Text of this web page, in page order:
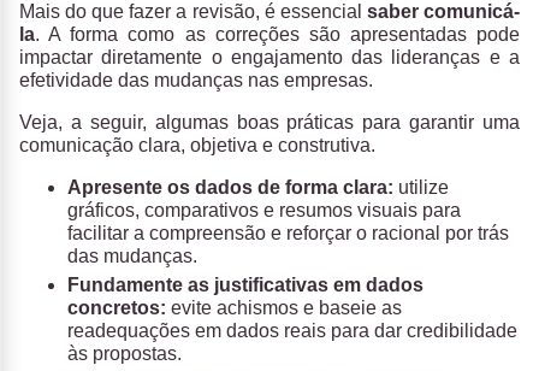
Mais do que fazer a revisão, é essencial saber comunicá-
la. A forma como as correções são apresentadas pode
impactar diretamente o engajamento das lideranças e a
efetividade das mudanças nas empresas.
Veja, a seguir, algumas boas práticas para garantir uma
comunicação clara, objetiva e construtiva.
Apresente os dados de forma clara: utilize
gráficos, comparativos e resumos visuais para
facilitar a compreensão e reforçar o racional por trás
das mudanças.
Fundamente as justificativas em dados
concretos: evite achismos e baseie as
readequações em dados reais para dar credibilidade
às propostas.